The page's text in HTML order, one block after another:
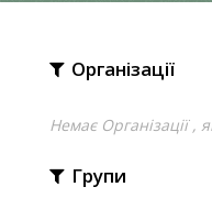
Організації
Немає Організації ,
Групи